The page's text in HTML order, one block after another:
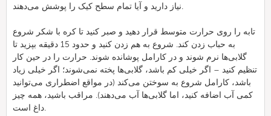
نیاز دارید و آیا تمام سطح کیک را پوشش می‌دهند.
تابه را روی حرارت متوسط قرار دهید و صبر کنید تا کره با شکر شروع
به حباب زدن کند. شروع به هم زدن کنید و حدود 15 دقیقه بپزید تا
گلابی‌ها نرم شوند و در کارامل پوشانده شوند. حرارت را در حین کار
تنظیم کنید – اگر خیلی کم باشد، گلابی‌ها پخته نمی‌شوند؛ اگر خیلی زیاد
باشد، کارامل شروع به سوختن می‌کند (در مواقع اضطراری می‌توانید
کمی آب اضافه کنید، اما گلابی‌ها آب می‌دهند). مراقب باشید، همه چیز
داغ است.